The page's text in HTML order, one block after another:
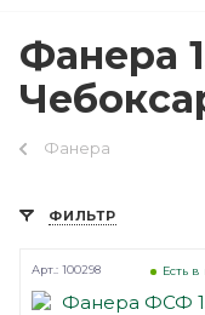
Фанера
Фанера
ФИЛЬТР
Есть
Арт.: 100298